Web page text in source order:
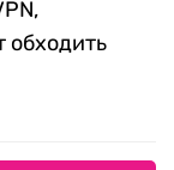
обходить